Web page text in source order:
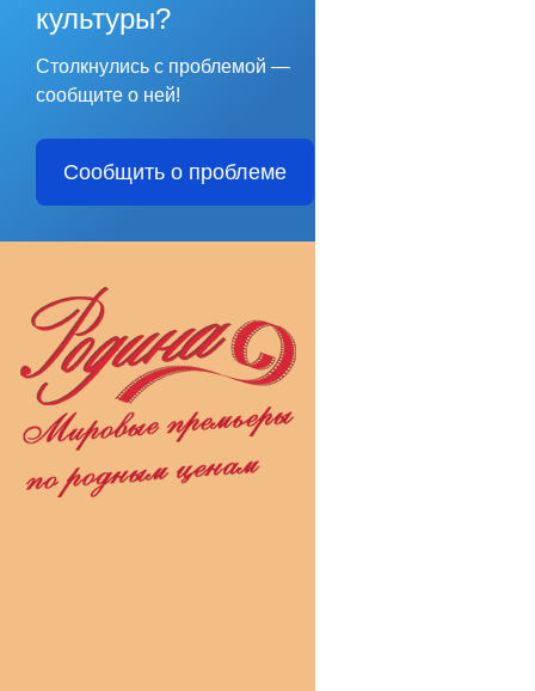
культуры?
Столкнулись с проблемой —
сообщите о ней!
Сообщить о проблеме